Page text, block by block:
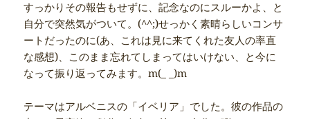
すっかりその報告もせずに、記念なのにスルーかよ、と
自分で突然気がついて。(^^;)せっかく素晴らしいコンサ
ートだったのに(あ、これは見に来てくれた友人の率直
な感想)、このまま忘れてしまってはいけない、と今に
なって振り返ってみます。m(_ _)m
テーマはアルベニスの「イベリア」でした。彼の作品の